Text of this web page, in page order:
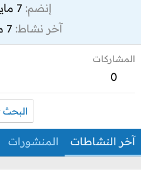
إنضم 7 مايو 2014
آخر نشاط 7 مايو 2014
المشاركات
0
البحث
آخر النشاطات المنشورات